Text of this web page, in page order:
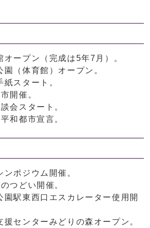
ープン（完成は5年7月）。
（体育館）オープン。
スタート。
開催。
会スタート。
和都市宣言。
ポジウム開催。
つどい開催。
駅東西口エスカレーター使用開
センターみどりの森オープン。